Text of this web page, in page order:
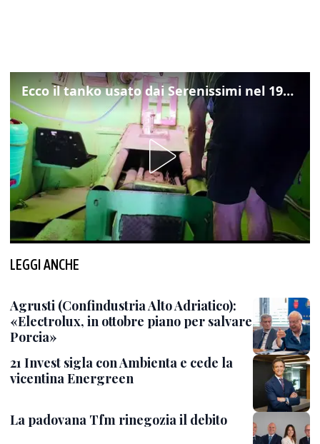
Ecco il tanko usato dai Serenissimi nel 1997 per il blitz a San Marco
LEGGI ANCHE
Agrusti (Confindustria Alto Adriatico):
«Electrolux, in ottobre piano per salvare
Porcia»
21 Invest sigla con Ambienta e cede la
vicentina Energreen
La padovana Tfm rinegozia il debito